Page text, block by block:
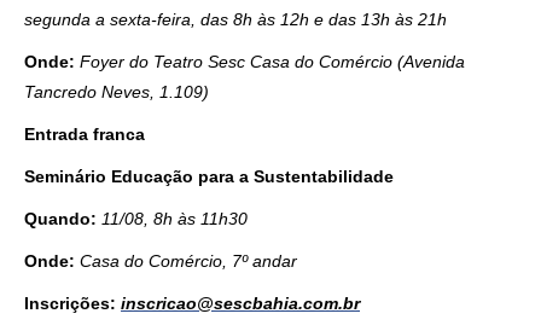
segunda a sexta-feira, das 8h às 12h e das 13h às 21h
Onde: Foyer do Teatro Sesc Casa do Comércio (Avenida
Tancredo Neves, 1.109)
Entrada franca
Seminário Educação para a Sustentabilidade
Quando: 11/08, 8h às 11h30
Onde: Casa do Comércio, 7º andar
Inscrições: inscricao@sescbahia.com.br